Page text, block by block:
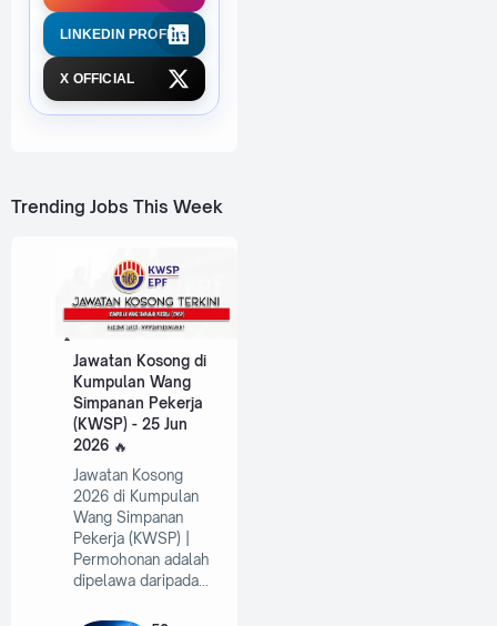
LINKEDIN PROFILE
X OFFICIAL
Trending Jobs This Week
Jawatan Kosong di
Kumpulan Wang
Simpanan Pekerja
(KWSP) - 25 Jun
2026
Jawatan Kosong
2026 di Kumpulan
Wang Simpanan
Pekerja (KWSP) |
Permohonan adalah
dipelawa daripada…